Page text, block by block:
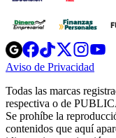
Opens
in
new
Opens
in
new
Opens
in
new
window
Opens
new
Aviso de Privacidad
new
Todas las marcas
respectiva o de
Se prohíbe la
contenidos que aquí